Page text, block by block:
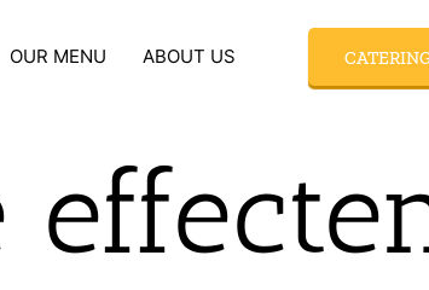
OUR MENU ABOUT US